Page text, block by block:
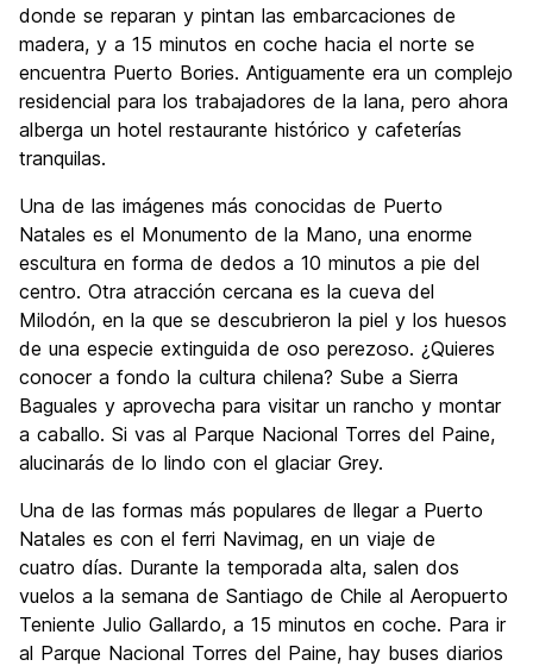
donde se reparan y pintan las embarcaciones de
madera, y a 15 minutos en coche hacia el norte se
encuentra Puerto Bories. Antiguamente era un complejo
residencial para los trabajadores de la lana, pero ahora
alberga un hotel restaurante histórico y cafeterías
tranquilas.
Una de las imágenes más conocidas de Puerto
Natales es el Monumento de la Mano, una enorme
escultura en forma de dedos a 10 minutos a pie del
centro. Otra atracción cercana es la cueva del
Milodón, en la que se descubrieron la piel y los huesos
de una especie extinguida de oso perezoso. ¿Quieres
conocer a fondo la cultura chilena? Sube a Sierra
Baguales y aprovecha para visitar un rancho y montar
a caballo. Si vas al Parque Nacional Torres del Paine,
alucinarás de lo lindo con el glaciar Grey.
Una de las formas más populares de llegar a Puerto
Natales es con el ferri Navimag, en un viaje de
cuatro días. Durante la temporada alta, salen dos
vuelos a la semana de Santiago de Chile al Aeropuerto
Teniente Julio Gallardo, a 15 minutos en coche. Para ir
al Parque Nacional Torres del Paine, hay buses diarios